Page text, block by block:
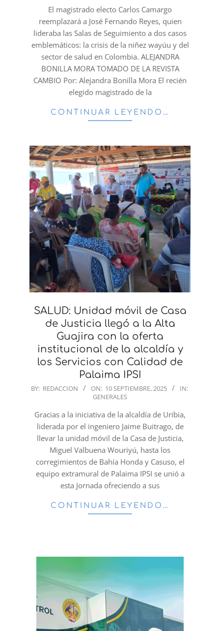
El magistrado electo Carlos Camargo
reemplazará a José Fernando Reyes, quien
lideraba las Salas de Seguimiento a dos casos
emblemáticos: la crisis de la niñez wayúu y del
sector de salud en Colombia. ALEJANDRA
BONILLA MORA TOMADO DE LA REVISTA
CAMBIO Por: Alejandra Bonilla Mora El recién
elegido magistrado de la
CONTINUAR LEYENDO…
SALUD: Unidad móvil de Casa
de Justicia llegó a la Alta
Guajira con la oferta
institucional de la alcaldía y
los Servicios con Calidad de
Palaima IPSI
2025-
10
BY: REDACCION ON: 10 SEPTIEMBRE, 2025
IN:
GENERALES
Gracias a la iniciativa de la alcaldía de Uribia,
liderada por el ingeniero Jaime Buitrago, de
llevar la unidad móvil de la Casa de Justicia,
Miguel Valbuena Wouriyú, hasta los
corregimientos de Bahía Honda y Casuso, el
equipo extramural de Palaima IPSI se unió a
esta Jornada ofreciendo a sus
CONTINUAR LEYENDO…